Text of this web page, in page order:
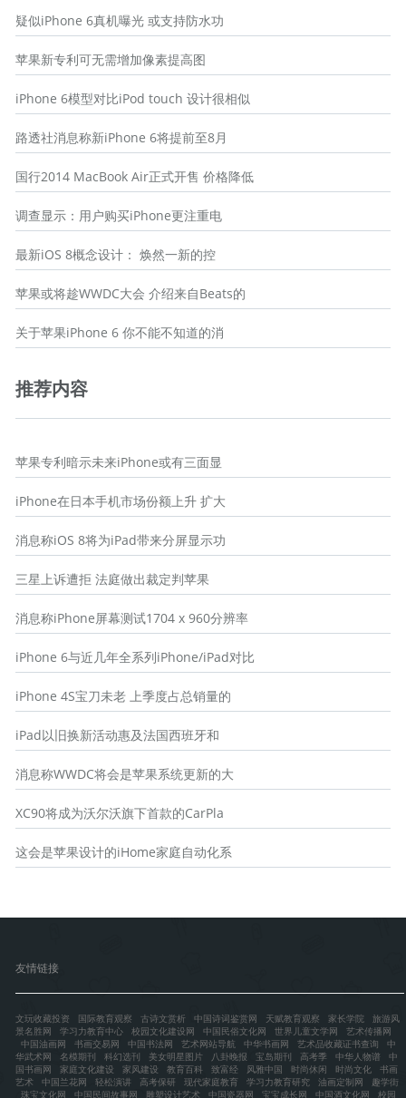
疑似iPhone 6真机曝光 或支持防水功
苹果新专利可无需增加像素提高图
iPhone 6模型对比iPod touch 设计很相似
路透社消息称新iPhone 6将提前至8月
国行2014 MacBook Air正式开售 价格降低
调查显示：用户购买iPhone更注重电
最新iOS 8概念设计： 焕然一新的控
苹果或将趁WWDC大会 介绍来自Beats的
关于苹果iPhone 6 你不能不知道的消
推荐内容
苹果专利暗示未来iPhone或有三面显
iPhone在日本手机市场份额上升 扩大
消息称iOS 8将为iPad带来分屏显示功
三星上诉遭拒 法庭做出裁定判苹果
消息称iPhone屏幕测试1704 x 960分辨率
iPhone 6与近几年全系列iPhone/iPad对比
iPhone 4S宝刀未老 上季度占总销量的
iPad以旧换新活动惠及法国西班牙和
消息称WWDC将会是苹果系统更新的大
XC90将成为沃尔沃旗下首款的CarPla
这会是苹果设计的iHome家庭自动化系
友情链接
文玩收藏投资 国际教育观察 古诗文赏析 中国诗词鉴赏网 天赋教育观察 家长学院
旅游风
景名胜网
学习力教育中心 校园文化建设网 中国民俗文化网 世界儿童文学网
艺术传播网
中国油画网
书画交易网 中国书法网 艺术网站导航 中华书画网 艺术品收藏证书查询
中
华武术网
名模期刊 科幻选刊 美女明星图片 八卦晚报 宝岛期刊 高考季 中华人物谱
中
国书画网
家庭文化建设 家风建设 教育百科 致富经 风雅中国 时尚休闲 时尚文化
书画
艺术
中国兰花网 轻松演讲 高考保研 现代家庭教育 学习力教育研究 油画定制网
趣学街
珠宝文化网
中国民间故事网 雕塑设计艺术 中国瓷器网 宝宝成长网 中国酒文化网 校园